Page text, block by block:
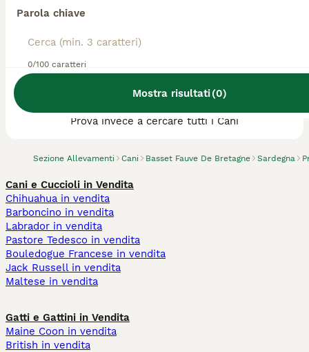
Parola chiave
0/100 caratteri
Mostra risultati(0)
Sezione Allevamenti Cani Basset Fauve De Bretagne Sardegna
Abbiamo trovato 0 Allevamento di Basset
Prova invece a cercare tutti i Cani
Cani e Cuccioli in Vendita
Chihuahua in vendita
Barboncino in vendita
Labrador in vendita
Pastore Tedesco in vendita
Bouledogue Francese in vendita
Jack Russell in vendita
Maltese in vendita
Gatti e Gattini in Vendita
Maine Coon in vendita
British in vendita